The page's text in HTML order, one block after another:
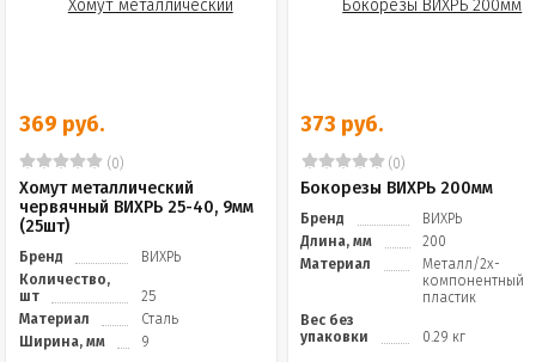
369 руб.
(0)
Хомут металлический
червячный ВИХРЬ 25-40, 9мм
(25шт)
Бренд
ВИХРЬ
Количество,
шт
25
Материал
Сталь
Ширина, мм
9
373 руб.
(0)
Бокорезы ВИХРЬ 200мм
Бренд
ВИХРЬ
Длина, мм
200
Материал
Металл/2х-
компонентный
пластик
Вес без
упаковки
0.29 кг